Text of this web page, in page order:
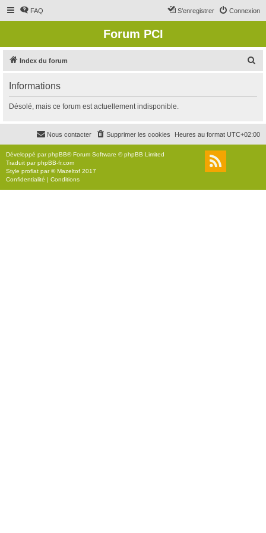
FAQ Connexion
S’enregistrer
Forum PCI
Index du forum
r
c
r
Informations
Désolé, mais ce forum est actuellement indisponible.
Heures au format UTC+02:00
Supprimer les cookies
Nous contacter
Développé parphpBB® Forum Software © phpBB Limited
Traduit parphpBB-fr.com
Style proflat par ©Mazeltof 2017
Confidentialité | Conditions